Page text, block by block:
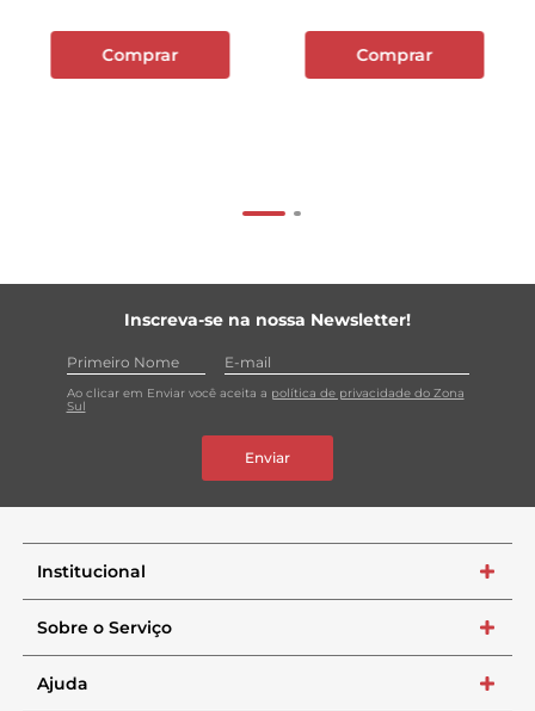
Comprar Comprar
Inscreva-se na nossa Newsletter!
Ao clicar em Enviar você aceita a política de privacidade do Zona
Sul
Enviar
Institucional +
Sobre o Serviço +
Ajuda +